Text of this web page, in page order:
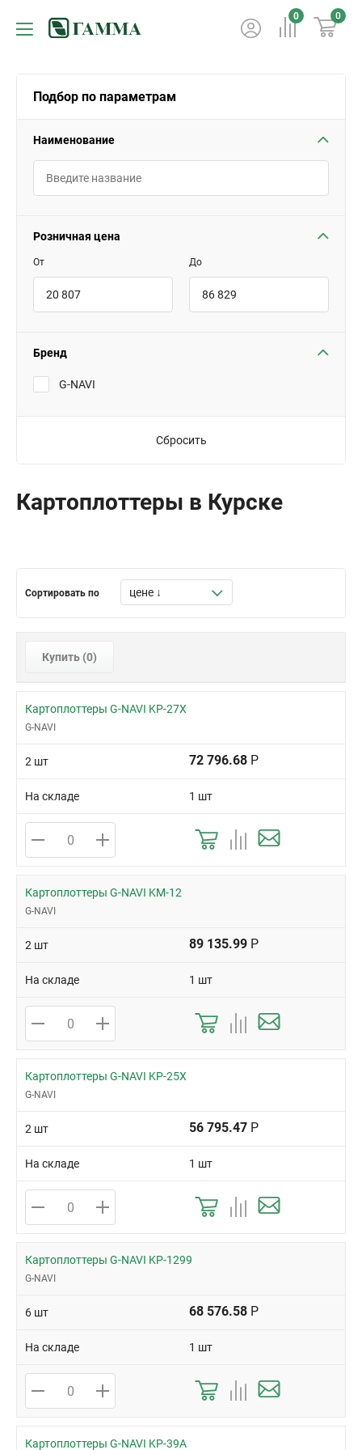
0 0
Подбор по параметрам
Наименование
Розничная цена
От До
Бренд
G-NAVI
Сбросить
Картоплоттеры в Курске
Сортировать по
Купить (0)
Картоплоттеры G-NAVI KP-27X
G-NAVI
2 шт 72 796.68 Р
На складе 1 шт
Картоплоттеры G-NAVI KM-12
G-NAVI
2 шт 89 135.99 Р
На складе 1 шт
Картоплоттеры G-NAVI KP-25X
G-NAVI
2 шт 56 795.47 Р
На складе 1 шт
Картоплоттеры G-NAVI KP-1299
G-NAVI
6 шт 68 576.58 Р
На складе 1 шт
Картоплоттеры G-NAVI KP-39A